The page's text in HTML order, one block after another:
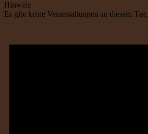
Hinweis
Es gibt keine Veranstaltungen an diesem Tag.